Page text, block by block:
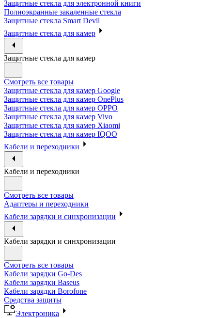
Защитные стекла для электронной книги
Полноэкранные закаленные стекла
Защитные стекла Smart Devil
Защитные стекла для камер
Защитные стекла для камер
Смотреть все товары
Защитные стекла для камер Google
Защитные стекла для камер OnePlus
Защитные стекла для камер OPPO
Защитные стекла для камер Vivo
Защитные стекла для камер Xiaomi
Защитные стекла для камер IQOO
Кабели и переходники
Кабели и переходники
Смотреть все товары
Адаптеры и переходники
Кабели зарядки и синхронизации
Кабели зарядки и синхронизации
Смотреть все товары
Кабели зарядки Go-Des
Кабели зарядки Baseus
Кабели зарядки Borofone
Средства защиты
Электроника